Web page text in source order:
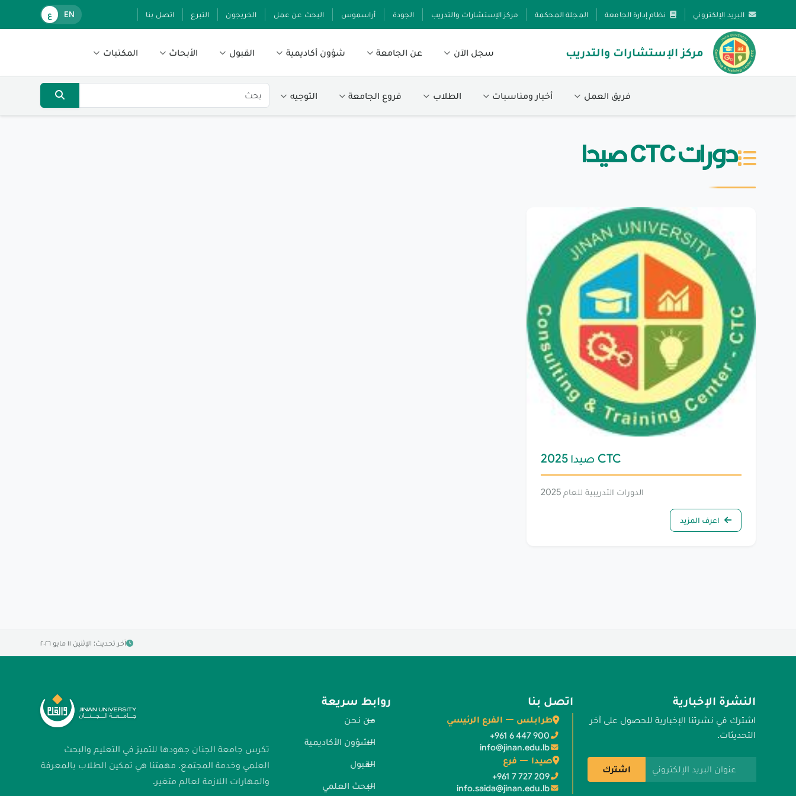
البريد الإلكتروني نظام إدارة الجامعة المجلة المحكمة مركز الإستشارات والتدريب الجودة أراسموس البحث عن عمل الخريجون التبرع اتصل بنا EN ع
مركز الإستشارات والتدريب سجل الآن عن الجامعة شؤون أكاديمية القبول الأبحاث المكتبات
فريق العمل أخبار ومناسبات الطلاب فروع الجامعة التوجيه
دورات CTC صيدا
CTC صيدا 2025
الدورات التدريبية للعام 2025
اعرف المزيد
آخر تحديث: الإثنين ١١ مايو ٢٠٢٦
تكرس جامعة الجنان جهودها للتميز في التعليم والبحث
العلمي وخدمة المجتمع. مهمتنا هي تمكين الطلاب بالمعرفة
والمهارات اللازمة لعالم متغير.
روابط سريعة
من نحن
الشؤون الأكاديمية
القبول
البحث العلمي
اتصل بنا
طرابلس — الفرع الرئيسي
+961 6 447 900
info@jinan.edu.lb
صيدا — فرع
+961 7 727 209
info.saida@jinan.edu.lb
النشرة الإخبارية
اشترك في نشرتنا الإخبارية للحصول على آخر
التحديثات.
عنوان البريد الإلكتروني اشترك